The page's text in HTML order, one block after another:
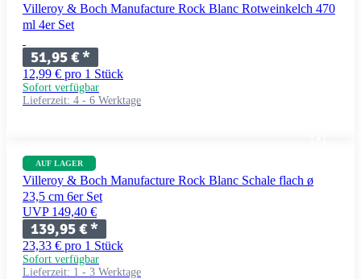
Villeroy & Boch Manufacture Rock Blanc Rotweinkelch 470
ml 4er Set
51,95 €*
12,99 € pro 1 Stück
Sofort verfügbar
Lieferzeit: 4 - 6 Werktage
AUF LAGER
Villeroy & Boch Manufacture Rock Blanc Schale flach ø
23,5 cm 6er Set
UVP 149,40 €
139,95 €*
23,33 € pro 1 Stück
Sofort verfügbar
Lieferzeit: 1 - 3 Werktage